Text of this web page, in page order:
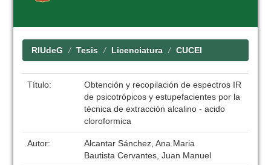
RIUdeG Tesis Licenciatura CUCEI
Título:
Obtención y recopilación de espectros IR
de psicotrópicos y estupefacientes por la
técnica de extracción alcalino - acido
cloroformica
Autor:
Alcantar Sánchez, Ana Maria
Bautista Cervantes, Juan Manuel